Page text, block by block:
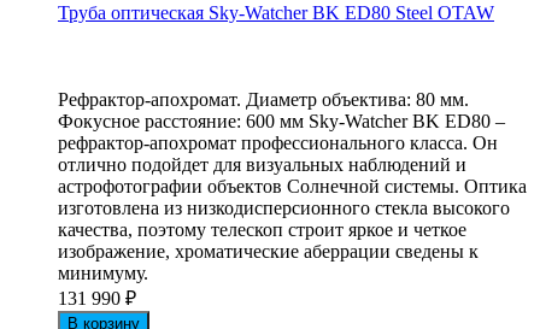
Труба оптическая Sky-Watcher BK ED80 Steel OTAW
Рефрактор-апохромат. Диаметр объектива: 80 мм.
Фокусное расстояние: 600 мм Sky-Watcher BK ED80 –
рефрактор-апохромат профессионального класса. Он
отлично подойдет для визуальных наблюдений и
астрофотографии объектов Солнечной системы. Оптика
изготовлена из низкодисперсионного стекла высокого
качества, поэтому телескоп строит яркое и четкое
изображение, хроматические аберрации сведены к
минимуму.
131 990 ₽
В корзину